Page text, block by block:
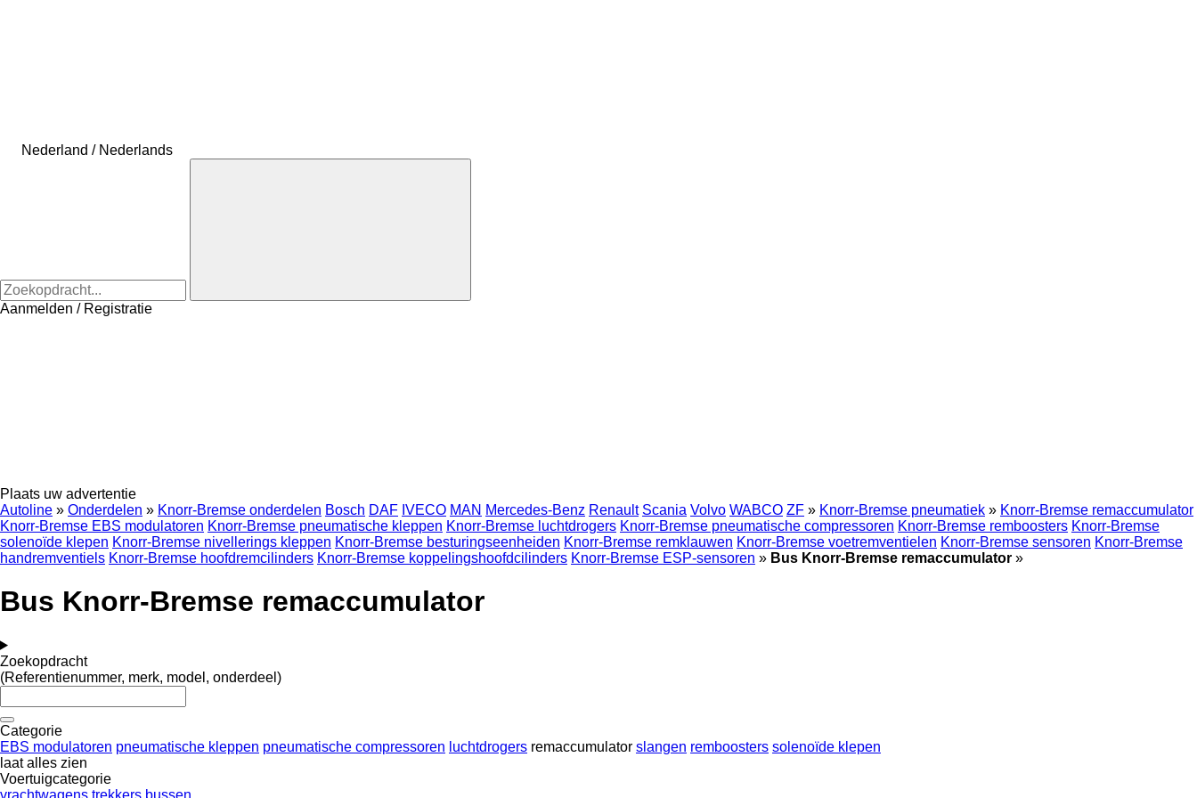
Nederland / Nederlands
Aanmelden / Registratie
Plaats uw advertentie
Autoline » Onderdelen » Knorr-Bremse onderdelen Bosch DAF IVECO MAN Mercedes-Benz Renault Scania Volvo WABCO ZF » Knorr-Bremse pneumatiek » Knorr-Bremse remaccumulator
Knorr-Bremse EBS modulatoren Knorr-Bremse pneumatische kleppen Knorr-Bremse luchtdrogers Knorr-Bremse pneumatische compressoren Knorr-Bremse remboosters Knorr-Bremse
solenoïde klepen Knorr-Bremse nivellerings kleppen Knorr-Bremse besturingseenheiden Knorr-Bremse remklauwen Knorr-Bremse voetremventielen Knorr-Bremse sensoren Knorr-Bremse
handremventiels Knorr-Bremse hoofdremcilinders Knorr-Bremse koppelingshoofdcilinders Knorr-Bremse ESP-sensoren » Bus Knorr-Bremse remaccumulator »
Bus Knorr-Bremse remaccumulator
Zoekopdracht
(Referentienummer, merk, model, onderdeel)
Categorie
EBS modulatoren pneumatische kleppen pneumatische compressoren luchtdrogers remaccumulator slangen remboosters solenoïde klepen
laat alles zien
Voertuigcategorie
vrachtwagens trekkers bussen